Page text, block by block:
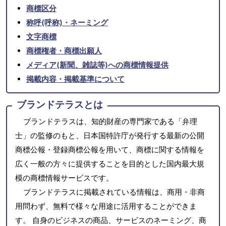
商標区分
称呼(呼称)・ネーミング
文字商標
商標権者・商標出願人
メディア(新聞、雑誌等)への商標情報提供
掲載内容・掲載基準について
ブランドテラスとは
ブランドテラスは、知的財産の専門家である「弁理
士」の監修のもと、日本国特許庁が発行する最新の公開
商標公報・登録商標公報を用いて、商標に関する情報を
広く一般の方々に提供することを目的とした国内最大規
模の商標情報サービスです。
ブランドテラスに掲載されている情報は、商用・非商
用問わず、無料で様々な用途に活用することができま
す。 自身のビジネスの商品、サービスのネーミング、商